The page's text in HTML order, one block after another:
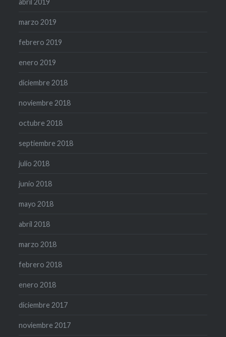
marzo 2019
febrero 2019
enero 2019
diciembre 2018
noviembre 2018
octubre 2018
septiembre 2018
julio 2018
junio 2018
mayo 2018
abril 2018
marzo 2018
febrero 2018
enero 2018
diciembre 2017
noviembre 2017